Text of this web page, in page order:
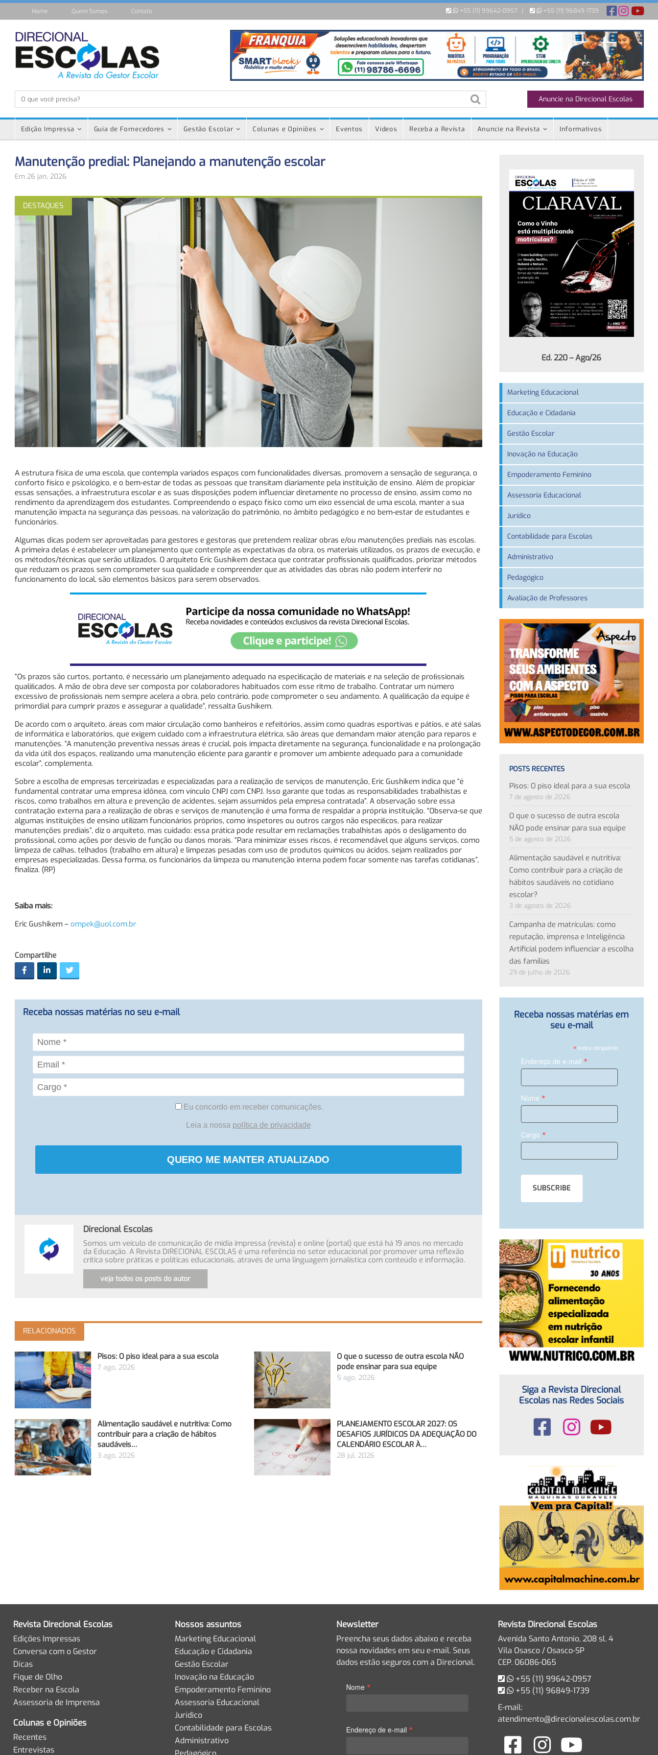
+55 (11) 99642-0957 | +55 (11) 96849-1739
Home Quem Somos Contato
Anuncie na Direcional Escolas
Edição Impressa Guia de Fornecedores Gestão Escolar Colunas e Opiniões Eventos Vídeos Receba a Revista Anuncie na Revista Informativos
Manutenção predial: Planejando a manutenção escolar
Em 26 jan, 2026
DESTAQUES
A estrutura física de uma escola, que contempla variados espaços com funcionalidades diversas, promovem a sensação de segurança, o
conforto físico e psicológico, e o bem-estar de todas as pessoas que transitam diariamente pela instituição de ensino. Além de propiciar
essas sensações, a infraestrutura escolar e as suas disposições podem influenciar diretamente no processo de ensino, assim como no
rendimento da aprendizagem dos estudantes. Compreendendo o espaço físico como um eixo essencial de uma escola, manter a sua
manutenção impacta na segurança das pessoas, na valorização do patrimônio, no âmbito pedagógico e no bem-estar de estudantes e
funcionários.
Algumas dicas podem ser aproveitadas para gestores e gestoras que pretendem realizar obras e/ou manutenções prediais nas escolas.
A primeira delas é estabelecer um planejamento que contemple as expectativas da obra, os materiais utilizados, os prazos de execução, e
os métodos/técnicas que serão utilizados. O arquiteto Eric Gushikem destaca que contratar profissionais qualificados, priorizar métodos
que reduzam os prazos sem comprometer sua qualidade e compreender que as atividades das obras não podem interferir no
funcionamento do local, são elementos básicos para serem observados.
“Os prazos são curtos, portanto, é necessário um planejamento adequado na especiﬁcação de materiais e na seleção de proﬁssionais
qualiﬁcados. A mão de obra deve ser composta por colaboradores habituados com esse ritmo de trabalho. Contratar um número
excessivo de proﬁssionais nem sempre acelera a obra, pelo contrário, pode comprometer o seu andamento. A qualiﬁcação da equipe é
primordial para cumprir prazos e assegurar a qualidade”, ressalta Gushikem.
De acordo com o arquiteto, áreas com maior circulação como banheiros e refeitórios, assim como quadras esportivas e pátios, e até salas
de informática e laboratórios, que exigem cuidado com a infraestrutura elétrica, são áreas que demandam maior atenção para reparos e
manutenções. “A manutenção preventiva nessas áreas é crucial, pois impacta diretamente na segurança, funcionalidade e na prolongação
da vida útil dos espaços, realizando uma manutenção eﬁciente para garantir e promover um ambiente adequado para a comunidade
escolar”, complementa.
Sobre a escolha de empresas terceirizadas e especializadas para a realização de serviços de manutenção, Eric Gushikem indica que “é
fundamental contratar uma empresa idônea, com vínculo CNPJ com CNPJ. Isso garante que todas as responsabilidades trabalhistas e
riscos, como trabalhos em altura e prevenção de acidentes, sejam assumidos pela empresa contratada”. A observação sobre essa
contratação externa para a realização de obras e serviços de manutenção é uma forma de respaldar a própria instituição. “Observa-se que
algumas instituições de ensino utilizam funcionários próprios, como inspetores ou outros cargos não especíﬁcos, para realizar
manutenções prediais”, diz o arquiteto, mas cuidado: essa prática pode resultar em reclamações trabalhistas após o desligamento do
proﬁssional, como ações por desvio de função ou danos morais. “Para minimizar esses riscos, é recomendável que alguns serviços, como
limpeza de calhas, telhados (trabalho em altura) e limpezas pesadas com uso de produtos químicos ou ácidos, sejam realizados por
empresas especializadas. Dessa forma, os funcionários da limpeza ou manutenção interna podem focar somente nas tarefas cotidianas”,
finaliza. (RP)
Saiba mais:
Eric Gushikem – ompek@uol.com.br
Compartilhe
Receba nossas matérias no seu e-mail
Eu concordo em receber comunicações.
Leia a nossa política de privacidade
QUERO ME MANTER ATUALIZADO
Direcional Escolas
Somos um veículo de comunicação de mídia impressa (revista) e online (portal) que está há 19 anos no mercado
da Educação. A Revista DIRECIONAL ESCOLAS é uma referência no setor educacional por promover uma reflexão
crítica sobre práticas e políticas educacionais, através de uma linguagem jornalística com conteúdo e informação.
veja todos os posts do autor
RELACIONADOS
Pisos: O piso ideal para a sua escola
7 ago, 2026
O que o sucesso de outra escola NÃO
pode ensinar para sua equipe
5 ago, 2026
Alimentação saudável e nutritiva: Como
contribuir para a criação de hábitos
saudáveis…
3 ago, 2026
PLANEJAMENTO ESCOLAR 2027: OS
DESAFIOS JURÍDICOS DA ADEQUAÇÃO DO
CALENDÁRIO ESCOLAR À…
28 jul, 2026
Ed. 220 – Ago/26
Marketing Educacional
Educação e Cidadania
Gestão Escolar
Inovação na Educação
Empoderamento Feminino
Assessoria Educacional
Jurídico
Contabilidade para Escolas
Administrativo
Pedagógico
Avaliação de Professores
POSTS RECENTES
Pisos: O piso ideal para a sua escola
7 de agosto de 2026
O que o sucesso de outra escola
NÃO pode ensinar para sua equipe
5 de agosto de 2026
Alimentação saudável e nutritiva:
Como contribuir para a criação de
hábitos saudáveis no cotidiano
escolar?
3 de agosto de 2026
Campanha de matrículas: como
reputação, imprensa e Inteligência
Artificial podem influenciar a escolha
das famílias
29 de julho de 2026
Receba nossas matérias em
seu e-mail
* indica obrigatório
Endereço de e-mail *
Nome *
Cargo *
Siga a Revista Direcional
Escolas nas Redes Sociais
Revista Direcional Escolas
Edições Impressas
Conversa com o Gestor
Dicas
Fique de Olho
Receber na Escola
Assessoria de Imprensa
Colunas e Opiniões
Recentes
Entrevistas
Nossos assuntos
Marketing Educacional
Educação e Cidadania
Gestão Escolar
Inovação na Educação
Empoderamento Feminino
Assessoria Educacional
Jurídico
Contabilidade para Escolas
Administrativo
Newsletter
Preencha seus dados abaixo e receba
nossa novidades em seu e-mail. Seus
dados estão seguros com a Direcional.
Nome *
Endereço de e-mail *
Revista Direcional Escolas
Avenida Santo Antonio, 208 sl. 4
Vila Osasco / Osasco-SP
CEP. 06086-065
+55 (11) 99642-0957
+55 (11) 96849-1739
E-mail:
atendimento@direcionalescolas.com.br